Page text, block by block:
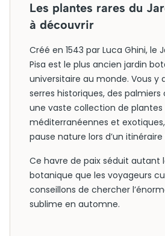
Les plantes rares du
à découvrir
Créé en 1543 par Luca Ghini, le
Pisa est le plus ancien jardin
universitaire au monde. Vous y
serres historiques, des
une vaste collection de plantes
méditerranéennes et
pause nature lors d’un
Ce havre de paix séduit autant
botanique que les voyageurs
conseillons de chercher
sublime en automne.